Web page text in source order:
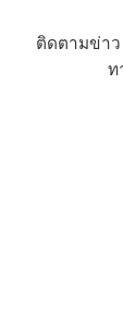
ติดตามข่าว
ท